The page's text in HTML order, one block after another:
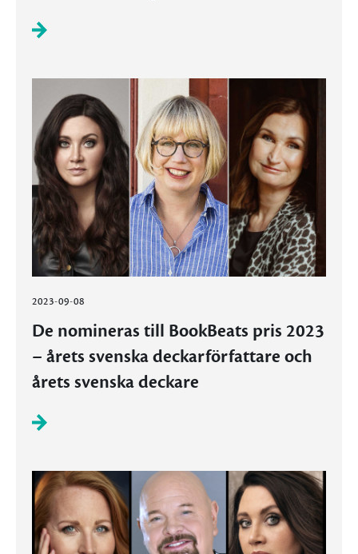
2023-09-08
De nomineras till BookBeats pris 2023
– årets svenska deckarförfattare och
årets svenska deckare